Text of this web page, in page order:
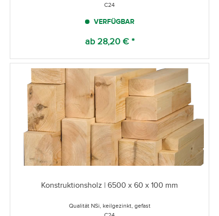
C24
VERFÜGBAR
ab 28,20 € *
Konstruktionsholz | 6500 x 60 x 100 mm
Qualität NSi, keilgezinkt, gefast